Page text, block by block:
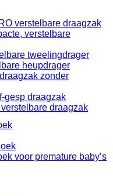
verstelbare draagzak
verstelbare
tweelingdrager
heupdrager
zonder
gesp draagzak
draagzak
voor premature baby’s